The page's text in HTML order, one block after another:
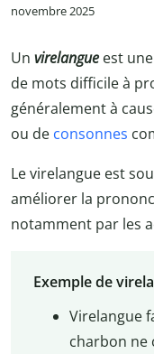
novembre 2025
Un virelangue est
de mots difficile à
généralement à
ou de consonnes
Le virelangue est
améliorer la
notamment par les
Exemple de
Virelangue
charbon ne